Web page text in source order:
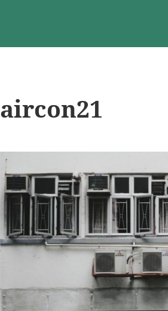
aircon21